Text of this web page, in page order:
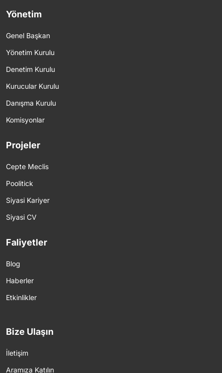
Yönetim
Genel Başkan
Yönetim Kurulu
Denetim Kurulu
Kurucular Kurulu
Danışma Kurulu
Komisyonlar
Projeler
Cepte Meclis
Poolitick
Siyasi Kariyer
Siyasi CV
Faliyetler
Blog
Haberler
Etkinlikler
Bize Ulaşın
İletişim
Aramıza Katılın